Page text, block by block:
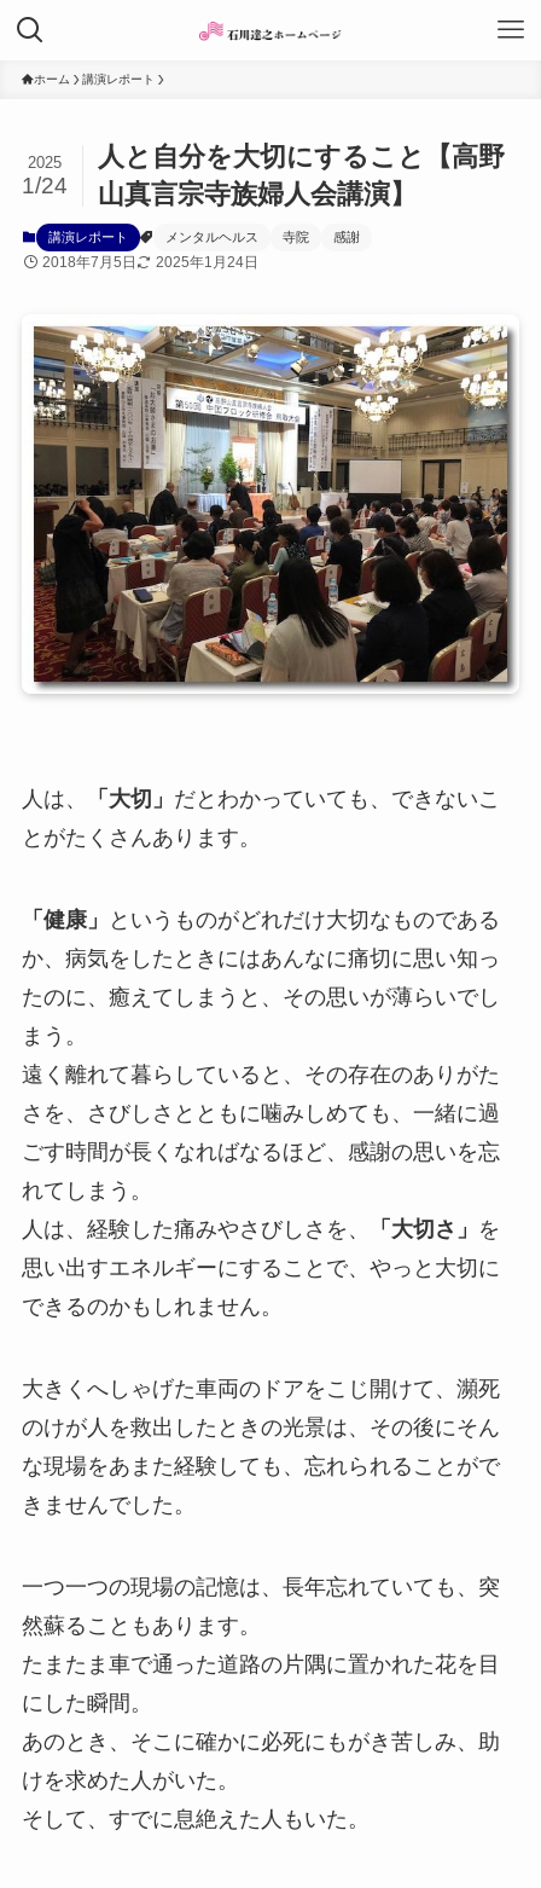
ホーム 講演レポート
人と自分を大切にすること【高野
山真言宗寺族婦人会講演】
2025
1/24
講演レポート メンタルヘルス 寺院 感謝
2018年7月5日 2025年1月24日
人は、 「大切」 だとわかっていても、できないこ
とがたくさんあります。
「健康」
というものがどれだけ大切なものである
か、病気をしたときにはあんなに痛切に思い知っ
たのに、癒えてしまうと、その思いが薄らいでし
まう。
遠く離れて暮らしていると、その存在のありがた
さを、さびしさとともに噛みしめても、一緒に過
ごす時間が長くなればなるほど、感謝の思いを忘
れてしまう。
人は、経験した痛みやさびしさを、
「大切さ」 を
思い出すエネルギーにすることで、やっと大切に
できるのかもしれません。
大きくへしゃげた車両のドアをこじ開けて、瀕死
のけが人を救出したときの光景は、その後にそん
な現場をあまた経験しても、忘れられることがで
きませんでした。
一つ一つの現場の記憶は、長年忘れていても、突
然蘇ることもあります。
たまたま車で通った道路の片隅に置かれた花を目
にした瞬間。
あのとき、そこに確かに必死にもがき苦しみ、助
けを求めた人がいた。
そして、すでに息絶えた人もいた。